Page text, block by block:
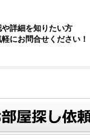
詳細を知りたい方
にお問合せください！